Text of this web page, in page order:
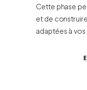
Cette phase
et de
adaptées à